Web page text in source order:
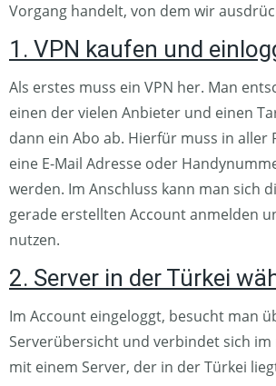
Vorgang handelt, von dem wir
1. VPN kaufen und
Als erstes muss ein VPN her. Man
einen der vielen Anbieter und einen
dann ein Abo ab. Hierfür muss in aller
eine E-Mail Adresse oder
werden. Im Anschluss kann man sich
gerade erstellten Account anmelden
nutzen.
2. Server in der Türkei
Im Account eingeloggt, besucht man
Serverübersicht und verbindet sich
mit einem Server, der in der Türkei